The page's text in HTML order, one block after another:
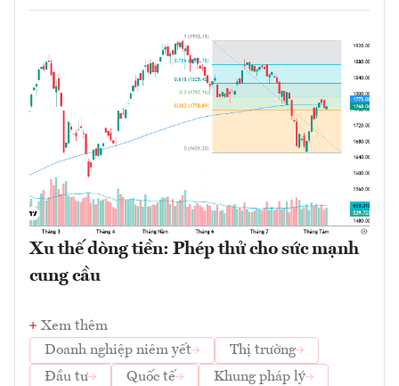
Xu thế dòng tiền: Phép thử cho sức mạnh
cung cầu
Xem thêm
Doanh nghiệp niêm yết
Thị trường
Đầu tư
Quốc tế Khung pháp lý